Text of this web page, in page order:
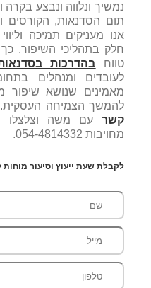
נמשיך ונלווה ונבצע
תום הסדנאות, הקורסים
אנו מעניקים תמיכה
חלק בתהליכי השיפור.
טווח בהדרכות
לעובדים ומנהלים
מאמינים שנושא שיפור
להמשך הצמיחה
קשר עם משה וצלצלו
מחויבות 054-4814332.
לקבלת שעת ייעוץ וסיעור